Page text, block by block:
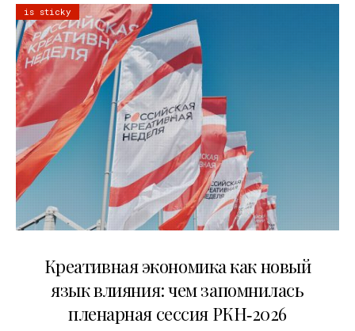
is sticky
Креативная экономика как новый
язык влияния: чем запомнилась
пленарная сессия РКН‑2026